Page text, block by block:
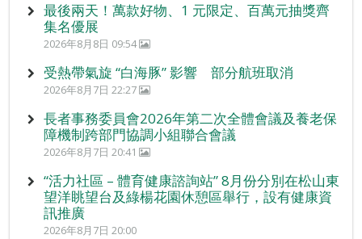
最後兩天！萬款好物、1 元限定、百萬元抽獎齊
集名優展
2026年8月8日 09:54
受熱帶氣旋 “白海豚” 影響 部分航班取消
2026年8月7日 22:27
長者事務委員會2026年第二次全體會議及養老保
障機制跨部門協調小組聯合會議
2026年8月7日 20:41
“活力社區 – 體育健康諮詢站” 8月份分別在松山東
望洋眺望台及綠楊花園休憩區舉行，設有健康資
訊推廣
2026年8月7日 20:00